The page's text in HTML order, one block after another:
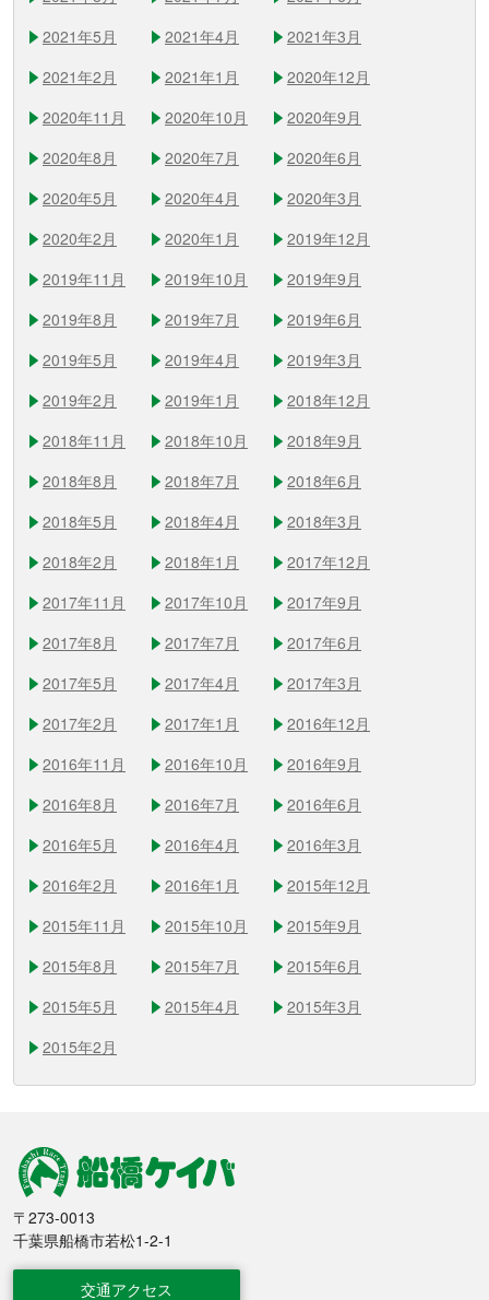
2021年5月
2021年4月
2021年3月
2021年2月
2021年1月
2020年12月
2020年11月
2020年10月
2020年9月
2020年8月
2020年7月
2020年6月
2020年5月
2020年4月
2020年3月
2020年2月
2020年1月
2019年12月
2019年11月
2019年10月
2019年9月
2019年8月
2019年7月
2019年6月
2019年5月
2019年4月
2019年3月
2019年2月
2019年1月
2018年12月
2018年11月
2018年10月
2018年9月
2018年8月
2018年7月
2018年6月
2018年5月
2018年4月
2018年3月
2018年2月
2018年1月
2017年12月
2017年11月
2017年10月
2017年9月
2017年8月
2017年7月
2017年6月
2017年5月
2017年4月
2017年3月
2017年2月
2017年1月
2016年12月
2016年11月
2016年10月
2016年9月
2016年8月
2016年7月
2016年6月
2016年5月
2016年4月
2016年3月
2016年2月
2016年1月
2015年12月
2015年11月
2015年10月
2015年9月
2015年8月
2015年7月
2015年6月
2015年5月
2015年4月
2015年3月
2015年2月
船橋競馬
〒273-0013
千葉県船橋市若松1-2-1
交通アクセス